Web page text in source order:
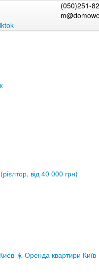
(050)251-
від 40 000 грн)
☀️ Оренда квартири